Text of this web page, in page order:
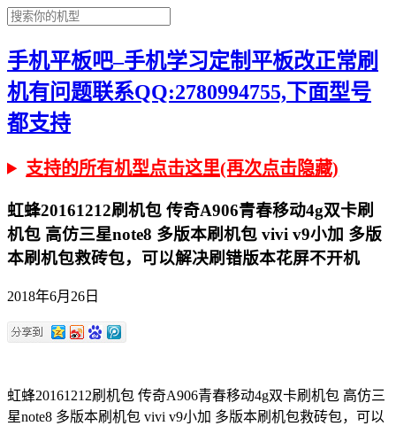
手机平板吧–手机学习定制平板改正常刷
机有问题联系QQ:2780994755,下面型号
都支持
支持的所有机型点击这里(再次点击隐藏)
虹蜂20161212刷机包 传奇A906青春移动4g双卡刷
机包 高仿三星note8 多版本刷机包 vivi v9小加 多版
本刷机包救砖包，可以解决刷错版本花屏不开机
2018年6月26日
虹蜂20161212刷机包 传奇A906青春移动4g双卡刷机包 高仿三
星note8 多版本刷机包 vivi v9小加 多版本刷机包救砖包，可以